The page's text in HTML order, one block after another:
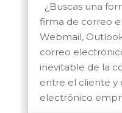
¿Buscas una
firma de correo
Webmail,
correo
inevitable de la
entre el cliente y
electrónico